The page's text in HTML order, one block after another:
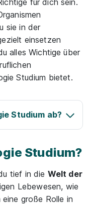
für dich sein.
sie in der
einsetzen
alles Wichtige über
Studium bietet.
Studium ab?
Studium?
tief in die Welt der
Lebewesen, wie
große Rolle in